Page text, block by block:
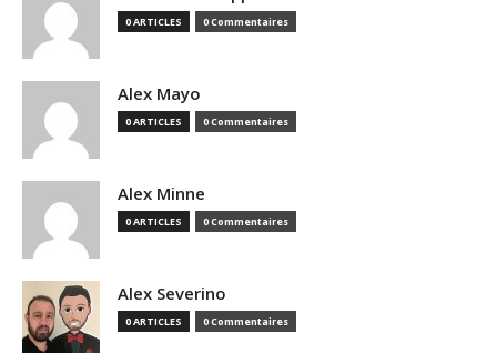
0 ARTICLES 0 Commentaires
Alex Mayo
0 ARTICLES 0 Commentaires
Alex Minne
0 ARTICLES 0 Commentaires
Alex Severino
0 ARTICLES 0 Commentaires